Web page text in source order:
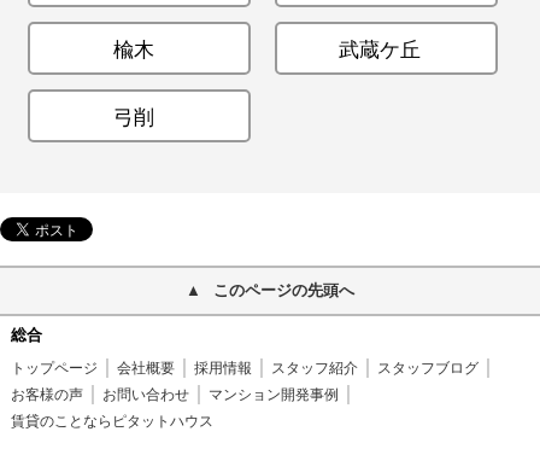
楡木 武蔵ケ丘
弓削
このページの先頭へ
総合
トップページ 会社概要 採用情報 スタッフ紹介
スタッフブログ
お客様の声
お問い合わせ
マンション開発事例
賃貸のことならピタットハウス